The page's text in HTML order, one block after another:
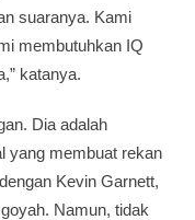
suaranya. Kami
membutuhkan IQ
katanya.
Dia adalah
yang membuat rekan
Kevin Garnett,
Namun, tidak